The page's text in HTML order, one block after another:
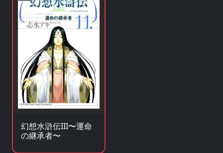
幻想水滸伝III〜運命
の継承者〜